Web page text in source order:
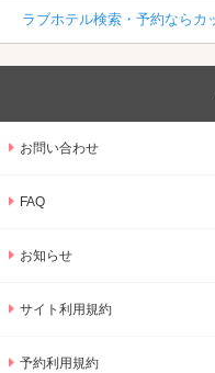
ラブホテル検索・予約ならカ
お問い合わせ
FAQ
お知らせ
サイト利用規約
予約利用規約